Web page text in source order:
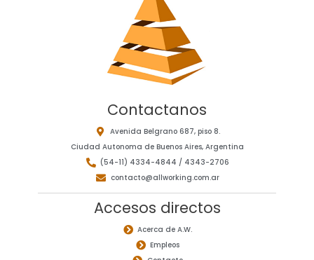
Contactanos
Avenida Belgrano 687, piso 8.
Ciudad Autonoma de Buenos Aires, Argentina
(54-11) 4334-4844 / 4343-2706
contacto@allworking.com.ar
Accesos directos
Acerca de A.W.
Empleos